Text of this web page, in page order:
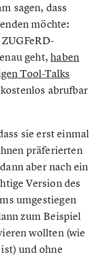
sagen, dass
möchte:
geht,haben
Tool-Talks
abrufbar
sie erst einmal
präferierten
aber nach ein
Version des
umgestiegen
zum Beispiel
wollten (wie
und ohne